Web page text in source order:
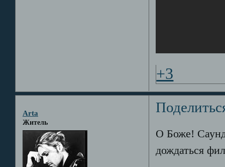
+3
Arta
Житель
О Боже!
дождаться